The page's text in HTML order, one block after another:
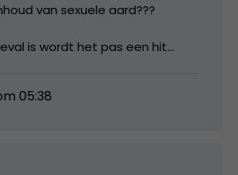
van sexuele aard???
is wordt het pas een hit…
05:38